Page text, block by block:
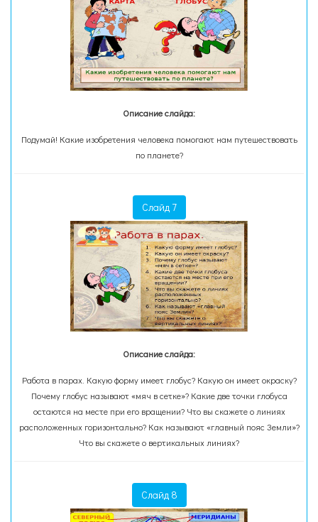
Описание слайда:
Подумай! Какие изобретения человека помогают нам путешествовать
по планете?
Слайд 7
Описание слайда:
Работа в парах. Какую форму имеет глобус? Какую он имеет окраску?
Почему глобус называют «мяч в сетке»? Какие две точки глобуса
остаются на месте при его вращении? Что вы скажете о линиях
расположенных горизонтально? Как называют «главный пояс Земли»?
Что вы скажете о вертикальных линиях?
Слайд 8